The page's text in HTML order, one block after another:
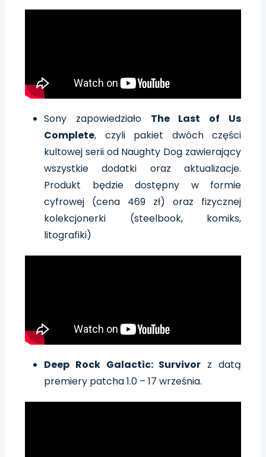
Sony zapowiedziało The Last of Us
Complete, czyli pakiet dwóch części
kultowej serii od Naughty Dog zawierający
wszystkie dodatki oraz aktualizacje.
Produkt będzie dostępny w formie
cyfrowej (cena 469 zł) oraz fizycznej
kolekcjonerki (steelbook, komiks,
litografiki)
Deep Rock Galactic: Survivor z datą
premiery patcha 1.0 – 17 września.